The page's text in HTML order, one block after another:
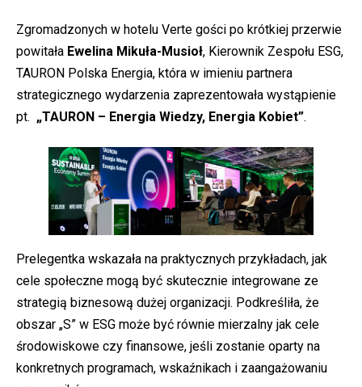
Zgromadzonych w hotelu Verte gości po krótkiej przerwie
powitała Ewelina Mikuła-Musioł, Kierownik Zespołu ESG,
TAURON Polska Energia, która w imieniu partnera
strategicznego wydarzenia zaprezentowała wystąpienie
pt. „TAURON – Energia Wiedzy, Energia Kobiet”.
Prelegentka wskazała na praktycznych przykładach, jak
cele społeczne mogą być skutecznie integrowane ze
strategią biznesową dużej organizacji. Podkreśliła, że
obszar „S” w ESG może być równie mierzalny jak cele
środowiskowe czy finansowe, jeśli zostanie oparty na
konkretnych programach, wskaźnikach i zaangażowaniu